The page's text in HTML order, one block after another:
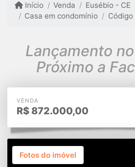
Início Venda
Eusébio - CE
Casa em condomínio
Lançamento
Próximo a
VENDA
R$ 872.000,00
Fotos do imóvel